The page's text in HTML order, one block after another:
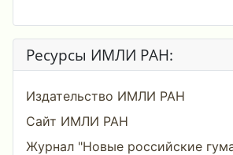
Ресурсы ИМЛИ РАН:
Издательство ИМЛИ РАН
Сайт ИМЛИ РАН
Журнал "Новые российские